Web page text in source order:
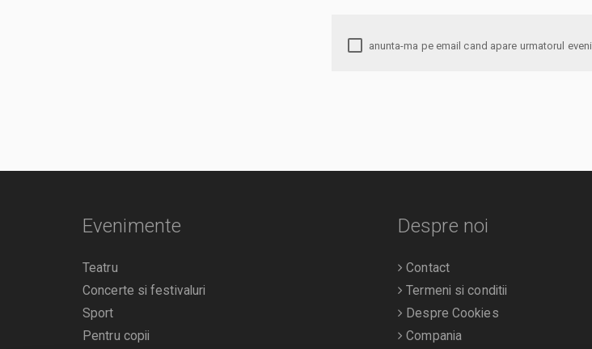
Evenimente
Teatru
Concerte si festivaluri
Sport
Pentru copii
Despre noi
Contact
Termeni si conditii
Despre Cookies
Compania